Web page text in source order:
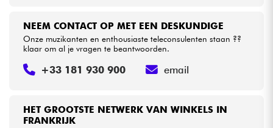
HET GROOTSTE NETWERK VAN WINKELS IN
FRANKRIJK
NEEM CONTACT OP MET EEN DESKUNDIGE
Onze muzikanten en enthousiaste teleconsulenten staan ??
klaar om al je vragen te beantwoorden.
+33 181 930 900 email